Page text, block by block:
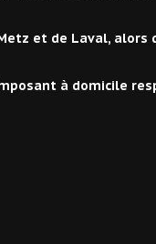
et de Laval, alors
à domicile